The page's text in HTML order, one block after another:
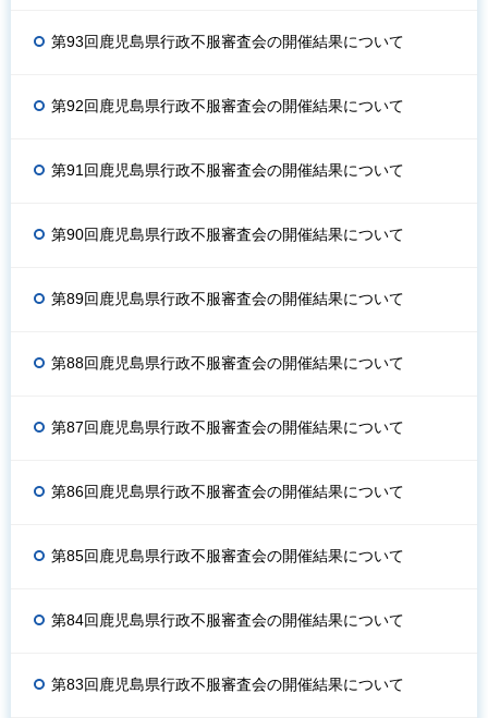
第93回鹿児島県行政不服審査会の開催結果について
第92回鹿児島県行政不服審査会の開催結果について
第91回鹿児島県行政不服審査会の開催結果について
第90回鹿児島県行政不服審査会の開催結果について
第89回鹿児島県行政不服審査会の開催結果について
第88回鹿児島県行政不服審査会の開催結果について
第87回鹿児島県行政不服審査会の開催結果について
第86回鹿児島県行政不服審査会の開催結果について
第85回鹿児島県行政不服審査会の開催結果について
第84回鹿児島県行政不服審査会の開催結果について
第83回鹿児島県行政不服審査会の開催結果について